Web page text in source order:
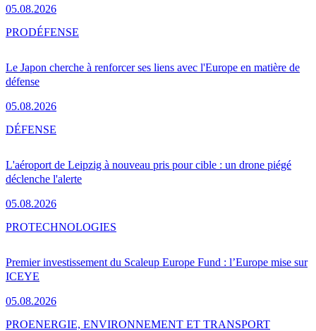
05.08.2026
Le Japon cherche à renforcer ses liens avec l'Europe en matière de
défense
05.08.2026
PRODÉFENSE
L'aéroport de Leipzig à nouveau pris pour cible : un drone piégé
déclenche l'alerte
05.08.2026
DÉFENSE
Premier investissement du Scaleup Europe Fund : l’Europe mise sur
ICEYE
05.08.2026
PROTECHNOLOGIES
PROENERGIE, ENVIRONNEMENT ET TRANSPORT